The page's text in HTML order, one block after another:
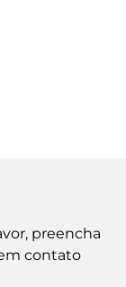
preencha
contato